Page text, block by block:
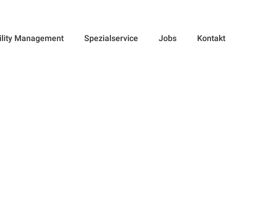
Management Spezialservice Jobs Kontakt